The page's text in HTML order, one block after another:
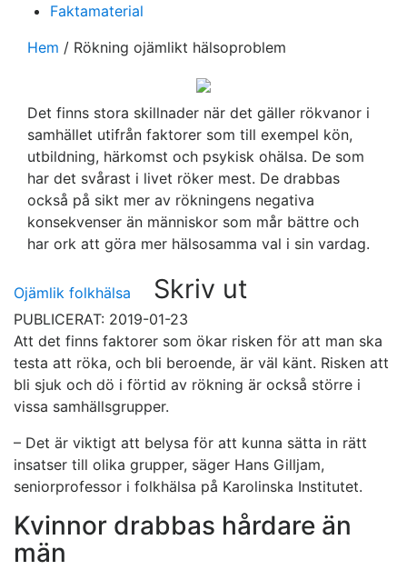
Faktamaterial
Hem / Rökning ojämlikt hälsoproblem
Det finns stora skillnader när det gäller rökvanor i
samhället utifrån faktorer som till exempel kön,
utbildning, härkomst och psykisk ohälsa. De som
har det svårast i livet röker mest. De drabbas
också på sikt mer av rökningens negativa
konsekvenser än människor som mår bättre och
har ork att göra mer hälsosamma val i sin vardag.
Ojämlik folkhälsa Skriv ut
PUBLICERAT: 2019-01-23
Att det finns faktorer som ökar risken för att man ska
testa att röka, och bli beroende, är väl känt. Risken att
bli sjuk och dö i förtid av rökning är också större i
vissa samhällsgrupper.
– Det är viktigt att belysa för att kunna sätta in rätt
insatser till olika grupper, säger Hans Gilljam,
seniorprofessor i folkhälsa på Karolinska Institutet.
Kvinnor drabbas hårdare än
män